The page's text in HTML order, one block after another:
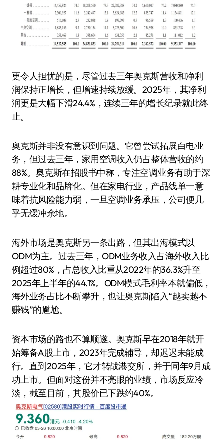
更令人担忧的是，尽管过去三年奥克斯营收和净利
润保持正增长，但增速持续放缓。2025年，其净利
润更是大幅下滑24.4%，连续三年的增长纪录就此终
止。
奥克斯并非没有意识到问题。它曾尝试拓展白电业
务，但过去三年，家用空调收入仍占整体营收的约
88%。奥克斯在招股书中称，专注空调业务有助于深
耕专业化和品牌化。但在家电行业，产品线单一意
味着抗风险能力弱，一旦空调业务承压，公司便几
乎无缓冲余地。
海外市场是奥克斯另一条出路，但其出海模式以
ODM为主。过去三年，ODM业务收入占海外收入比
例超过80%，占总收入比重从2022年的36.3%升至
2025年上半年的44.1%。ODM模式毛利率本就偏低，
海外业务占比不断攀升，也让奥克斯陷入“越卖越不
赚钱”的尴尬。
资本市场的路也不算顺遂。奥克斯早在2018年就开
始筹备A股上市，2023年完成辅导，却迟迟未能成
行。直到2025年，它才转战港交所，并于同年9月成
功上市。但面对这份并不亮眼的业绩，市场反应冷
淡，截至目前，其股价已下跌约40%。